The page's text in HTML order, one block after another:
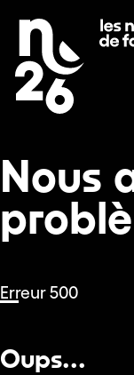
Se rendre au
Contenu
Pied de page
Nous
Erreur 500
Oups...